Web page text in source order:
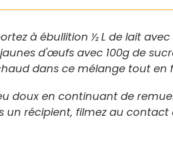
à ébullition ½ L de lait
d'œufs avec 100g de
dans ce mélange tout en
doux en continuant de
un récipient, filmez au contact